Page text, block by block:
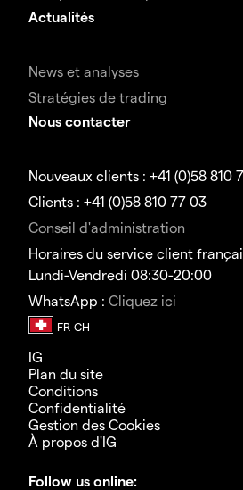
Actualités
News et analyses
Stratégies de trading
Nous contacter
Nouveaux clients : +41 (0)58 810
Clients : +41 (0)58 810 77 03
Conseil d'administration
Horaires du service client
Lundi-Vendredi 08:30-20:00
WhatsApp : Cliquez ici
IG
Plan du site
Conditions
Confidentialité
Gestion des Cookies
À propos d'IG
Follow us online: